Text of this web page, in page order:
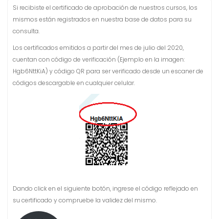
Si recibiste el certificado de aprobación de nuestros cursos, los
mismos están registrados en nuestra base de datos para su
consulta.
Los certificados emitidos a partir del mes de julio del 2020,
cuentan con código de verificación (Ejemplo en la imagen:
Hgb6NttKiA) y código QR para ser verificado desde un escaner de
códigos descargable en cualquier celular.
Dando click en el siguiente botón, ingrese el código reflejado en
su certificado y compruebe la validez del mismo.